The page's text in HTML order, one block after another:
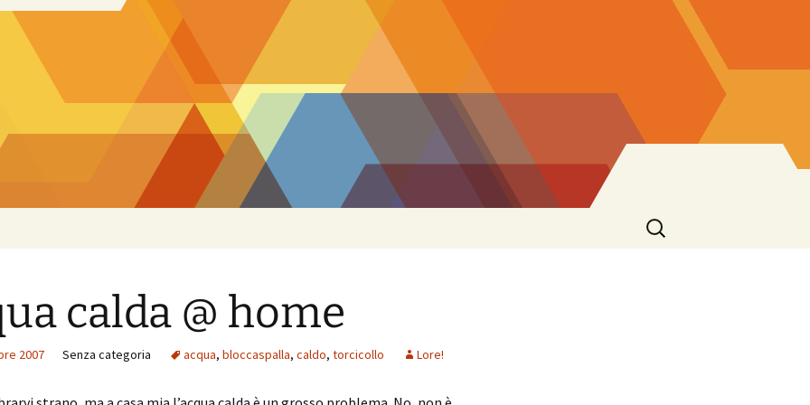
Ricerca
per:
calda @ home
2007 Senza categoria acqua, bloccaspalla, caldo, torcicollo Lore!